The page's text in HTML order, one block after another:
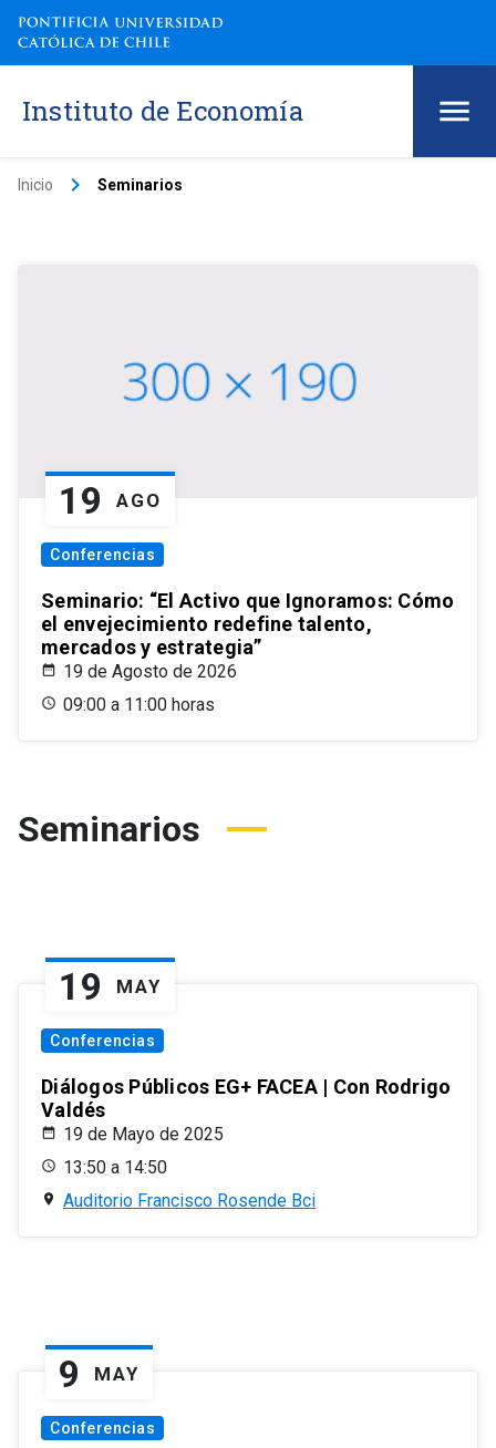
Instituto de Economía
Inicio keyboard_arrow_right Seminarios
19 AGO
Conferencias
Seminario: “El Activo que Ignoramos: Cómo
el envejecimiento redefine talento,
mercados y estrategia”
19 de Agosto de 2026
09:00 a 11:00 horas
Seminarios
19 MAY
Conferencias
Diálogos Públicos EG+ FACEA | Con Rodrigo
Valdés
19 de Mayo de 2025
13:50 a 14:50
Auditorio Francisco Rosende Bci
9 MAY
Conferencias